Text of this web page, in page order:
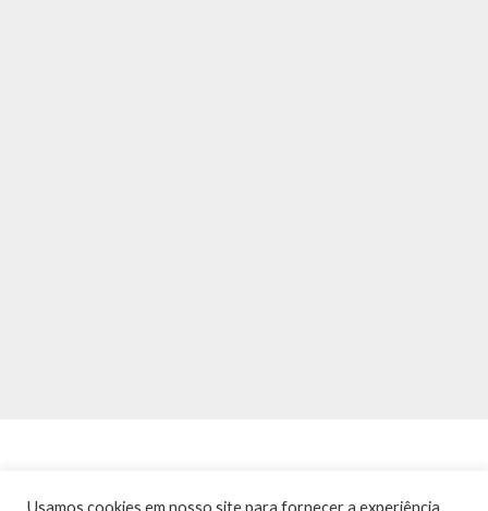
Usamos cookies em nosso site para fornecer a experiência